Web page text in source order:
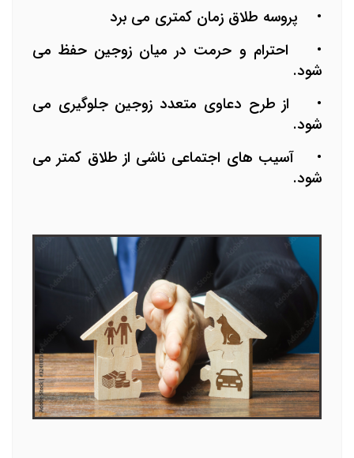
•
پروسه طلاق زمان کمتری می برد
•
احترام و حرمت در میان زوجین حفظ می
شود.
•
از طرح دعاوی متعدد زوجین جلوگیری می
شود.
•
آسیب های اجتماعی ناشی از طلاق کمتر می
شود.